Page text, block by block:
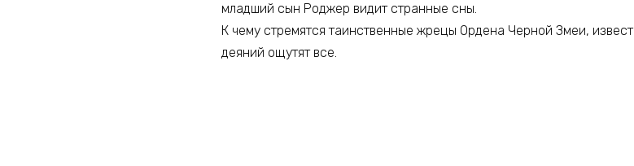
младший сын Роджер видит странные сны.
К чему стремятся таинственные жрецы Ордена Черной Змеи,
деяний ощутят все.